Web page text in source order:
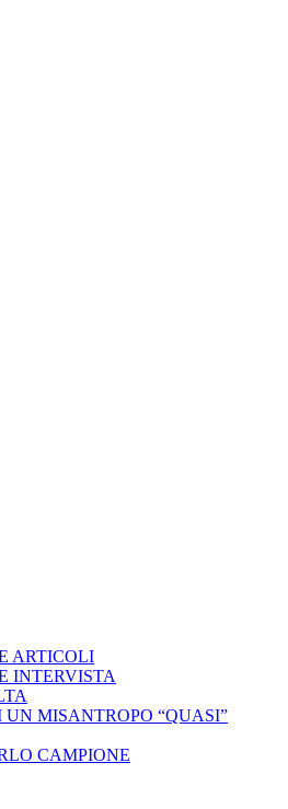
ARTICOLI
INTERVISTA
MISANTROPO “QUASI”
CAMPIONE